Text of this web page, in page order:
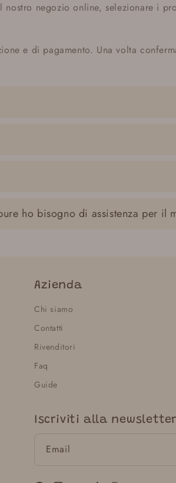
negozio online, selezionare i
e di pagamento. Una volta
ho bisogno di assistenza per il
Azienda
Chi siamo
Contatti
Rivenditori
Faq
Guide
Iscriviti alla newsletter
Email